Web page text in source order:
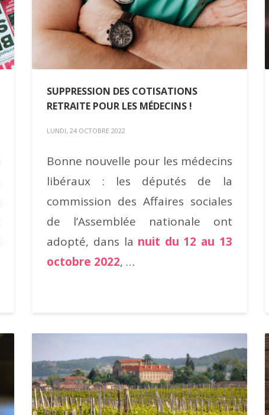
SUPPRESSION DES COTISATIONS
RETRAITE POUR LES MÉDECINS !
LUNDI, 24 OCTOBRE 2022
Bonne nouvelle pour les médecins
libéraux : les députés de la
commission des Affaires sociales
de l’Assemblée nationale ont
adopté, dans la nuit du 12 au 13
octobre 2022, …